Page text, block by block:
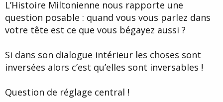
L’Histoire Miltonienne nous rapporte une
question posable : quand vous vous parlez dans
votre tête est ce que vous bégayez aussi ?
Si dans son dialogue intérieur les choses sont
inversées alors c’est qu’elles sont inversables !
Question de réglage central !